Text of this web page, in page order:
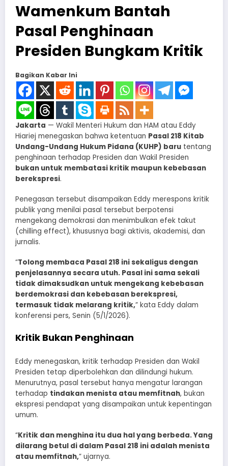
Wamenkum Bantah
Pasal Penghinaan
Presiden Bungkam Kritik
Bagikan Kabar Ini
Jakarta — Wakil Menteri Hukum dan HAM atau Eddy
Hiariej menegaskan bahwa ketentuan Pasal 218 Kitab
Undang-Undang Hukum Pidana (KUHP) baru tentang
penghinaan terhadap Presiden dan Wakil Presiden
bukan untuk membatasi kritik maupun kebebasan
berekspresi.
Penegasan tersebut disampaikan Eddy merespons kritik
publik yang menilai pasal tersebut berpotensi
mengekang demokrasi dan menimbulkan efek takut
(chilling effect), khususnya bagi aktivis, akademisi, dan
jurnalis.
“Tolong membaca Pasal 218 ini sekaligus dengan
penjelasannya secara utuh. Pasal ini sama sekali
tidak dimaksudkan untuk mengekang kebebasan
berdemokrasi dan kebebasan berekspresi,
termasuk tidak melarang kritik,” kata Eddy dalam
konferensi pers, Senin (5/1/2026).
Kritik Bukan Penghinaan
Eddy menegaskan, kritik terhadap Presiden dan Wakil
Presiden tetap diperbolehkan dan dilindungi hukum.
Menurutnya, pasal tersebut hanya mengatur larangan
terhadap tindakan menista atau memfitnah, bukan
ekspresi pendapat yang disampaikan untuk kepentingan
umum.
“Kritik dan menghina itu dua hal yang berbeda. Yang
dilarang betul di dalam Pasal 218 ini adalah menista
atau memfitnah,” ujarnya.